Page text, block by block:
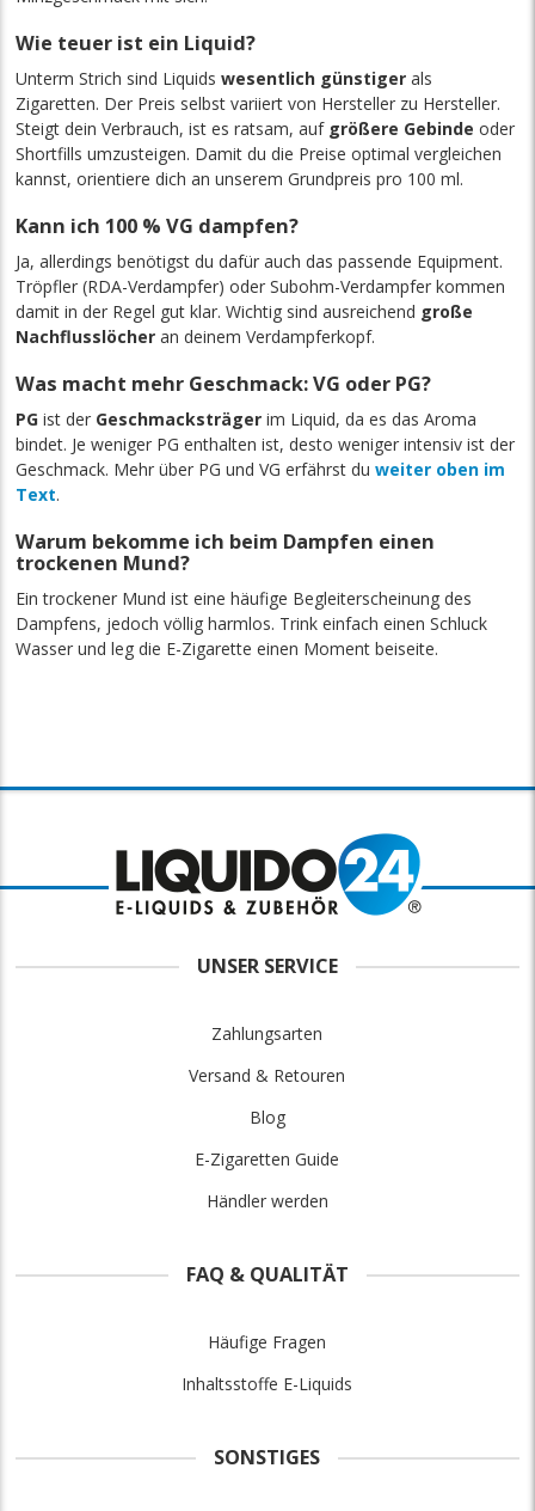
Wie teuer ist ein Liquid?
Unterm Strich sind Liquidswesentlich günstiger als
Zigaretten. Der Preis selbst variiert von Hersteller zu Hersteller.
Steigt dein Verbrauch, ist es ratsam, auf größere Gebinde oder
Shortfills umzusteigen. Damit du die Preise optimal vergleichen
kannst, orientiere dich an unserem Grundpreis pro 100 ml.
Kann ich 100 % VG dampfen?
Ja, allerdings benötigst du dafür auch das passende Equipment.
Tröpfler (RDA-Verdampfer) oder Subohm-Verdampfer kommen
damit in der Regel gut klar. Wichtig sind ausreichend große
Nachflusslöcher an deinem Verdampferkopf.
Was macht mehr Geschmack: VG oder PG?
PG ist der Geschmacksträger im Liquid, da es das Aroma
bindet. Je weniger PG enthalten ist, desto weniger intensiv ist der
Geschmack. Mehr über PG und VG erfährst duweiter oben im
Text.
Warum bekomme ich beim Dampfen einen
trockenen Mund?
Ein trockener Mund ist eine häufige Begleiterscheinung des
Dampfens, jedoch völlig harmlos. Trink einfach einen Schluck
Wasser und leg die E-Zigarette einen Moment beiseite.
UNSER SERVICE
Zahlungsarten
Versand & Retouren
Blog
E-Zigaretten Guide
Händler werden
FAQ & QUALITÄT
Häufige Fragen
Inhaltsstoffe E-Liquids
SONSTIGES